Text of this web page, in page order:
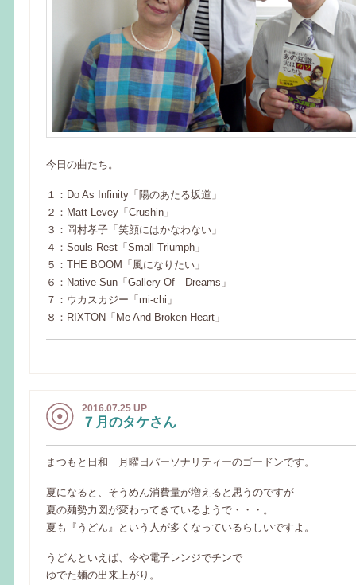
今日の曲たち。
１：Do As Infinity「陽のあたる坂道」
２：Matt Levey「Crushin」
３：岡村孝子「笑顔にはかなわない」
４：Souls Rest「Small Triumph」
５：THE BOOM「風になりたい」
６：Native Sun「Gallery Of Dreams」
７：ウカスカジー「mi-chi」
８：RIXTON「Me And Broken Heart」
2016.07.25 UP
７月のタケさん
まつもと日和 月曜日パーソナリティーのゴードンです。
夏になると、そうめん消費量が増えると思うのですが
夏の麺勢力図が変わってきているようで・・・。
夏も『うどん』という人が多くなっているらしいですよ。
うどんといえば、今や電子レンジでチンで
ゆでた麺の出来上がり。